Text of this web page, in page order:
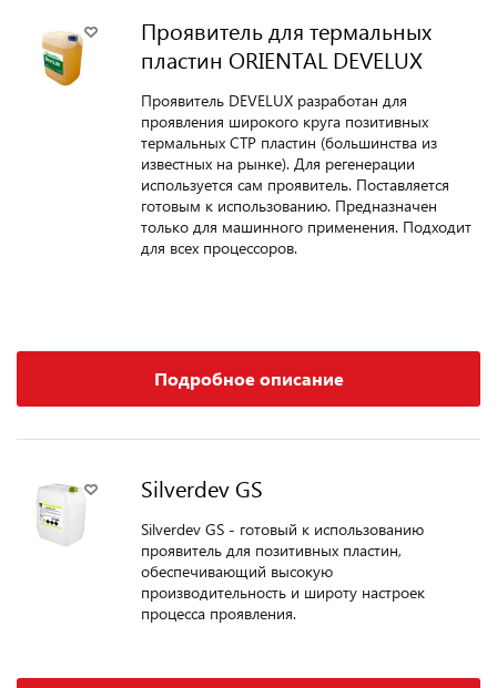
Проявитель для термальных
пластин ORIENTAL DEVELUX
Проявитель DEVELUX разработан для
проявления широкого круга позитивных
термальных CTP пластин (большинства из
известных на рынке). Для регенерации
используется сам проявитель. Поставляется
готовым к использованию. Предназначен
только для машинного применения. Подходит
для всех процессоров.
Подробное описание
Silverdev GS
Silverdev GS - готовый к использованию
проявитель для позитивных пластин,
обеспечивающий высокую
производительность и широту настроек
процесса проявления.